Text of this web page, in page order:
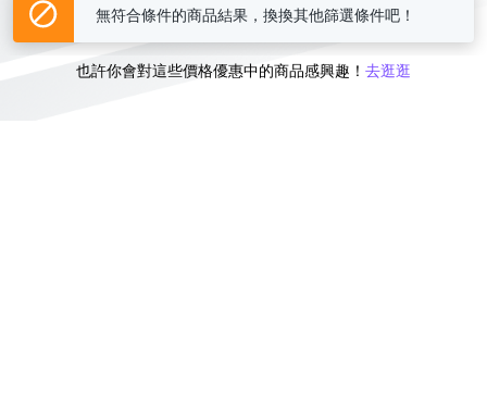
或
也許你會對這些價格優惠中的商品感興趣！ 去逛逛
無符合條件的商品結果，換換其他篩選條件吧！